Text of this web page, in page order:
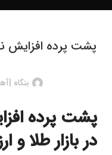
پشت پرده افزایش
بنگاه
پشت پرده
در بازار طلا و